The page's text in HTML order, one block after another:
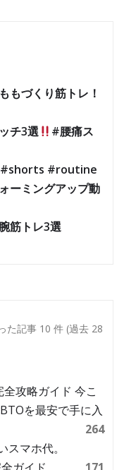
もづくり筋トレ！
チ3選
#腰痛ス
#shorts #routine
ーミングアップ動
筋トレ3選
た記事 10 件 (過去 28
攻略ガイド 今こ
を最安で手に入
264
マホ代。